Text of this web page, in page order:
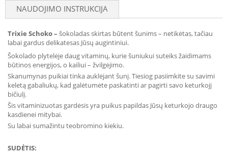
NAUDOJIMO INSTRUKCIJA
Trixie Schoko – šokoladas skirtas būtent šunims – netikėtas, tačiau
labai gardus delikatesas Jūsų augintiniui.
Šokolado plytelėje daug vitaminų, kurie šuniukui suteiks žaidimams
būtinos energijos, o kailiui – žvilgėjimo.
Skanumynas puikiai tinka auklėjant šunį. Tiesiog pasiimkite su savimi
keletą gabaliukų, kad galėtumėte paskatinti ar pagirti savo keturkojį
bičiulį.
Šis vitaminizuotas gardėsis yra puikus papildas Jūsų keturkojo draugo
kasdienei mitybai.
Su labai sumažintu teobromino kiekiu.
SUDĖTIS: